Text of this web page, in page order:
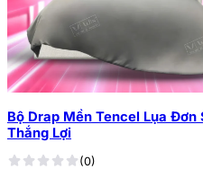
Bộ Drap Mền Tencel Lụa Đơn
Thắng Lợi
(0)